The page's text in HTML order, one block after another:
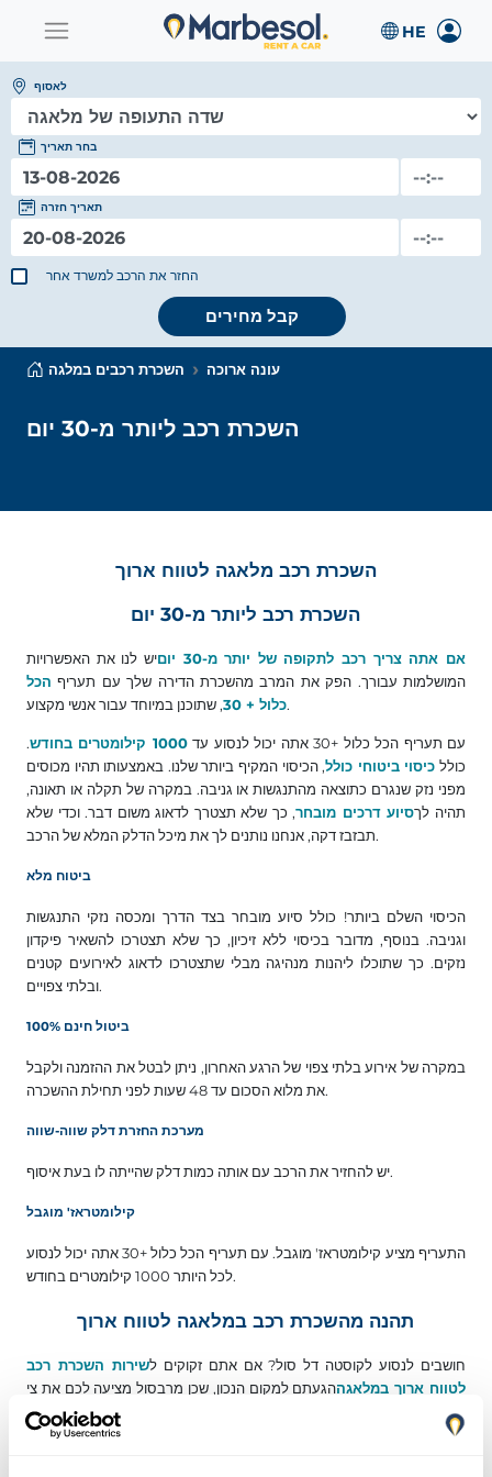
לאסוף
בחר תאריך
תאריך חזרה
החזר את הרכב למשרד אחר
קבל מחירים
השכרת רכבים במלגה עונה ארוכה
השכרת רכב ליותר מ-30 יום
השכרת רכב מלאגה לטווח ארוך
השכרת רכב ליותר מ-30 יום
אם אתה צריך רכב לתקופה של יותר מ-30 יום
יש לנו את האפשרויות
המושלמות עבורך. הפק את המרב מהשכרת הדירה שלך עם תעריף הכל
כלול + 30, שתוכנן במיוחד עבור אנשי מקצוע.
עם תעריף הכל כלול +30 אתה יכול לנסוע עד 1000 קילומטרים בחודש
.
כולל כיסוי ביטוחי כולל, הכיסוי המקיף ביותר שלנו. באמצעותו תהיו מכוסים
מפני נזק שנגרם כתוצאה מהתנגשות או גניבה. במקרה של תקלה או תאונה,
תהיה לךסיוע דרכים מובחר, כך שלא תצטרך לדאוג משום דבר. וכדי שלא
תבזבז דקה, אנחנו נותנים לך את מיכל הדלק המלא של הרכב.
ביטוח מלא
הכיסוי השלם ביותר! כולל סיוע מובחר בצד הדרך ומכסה נזקי התנגשות
וגניבה. בנוסף, מדובר בכיסוי ללא זיכיון, כך שלא תצטרכו להשאיר פיקדון
נזקים. כך שתוכלו ליהנות מנהיגה מבלי שתצטרכו לדאוג לאירועים קטנים
ובלתי צפויים.
100% ביטול חינם
במקרה של אירוע בלתי צפוי של הרגע האחרון, ניתן לבטל את ההזמנה ולקבל
את מלוא הסכום עד 48 שעות לפני תחילת ההשכרה.
מערכת החזרת דלק שווה-שווה
יש להחזיר את הרכב עם אותה כמות דלק שהייתה לו בעת איסוף.
קילומטראז' מוגבל
התעריף מציע קילומטראז' מוגבל. עם תעריף הכל כלול +30 אתה יכול לנסוע
לכל היותר 1000 קילומטרים בחודש.
תהנה מהשכרת רכב במלאגה לטווח ארוך
חושבים לנסוע לקוסטה דל סול? אם אתם זקוקים לשירות השכרת רכב
לטווח ארוך במלאגההגעתם למקום הנכון, שכן מרבסול מציעה לכם את צי
הרכבים המודרני והמטופח ביותר להשכרה לטווח ארוך במלאגה ובמרבלה
עבור לבחירתך, זו שהכי מתאימה לצרכים שלך. כל זאת מבלי שתצטרך לדאוג